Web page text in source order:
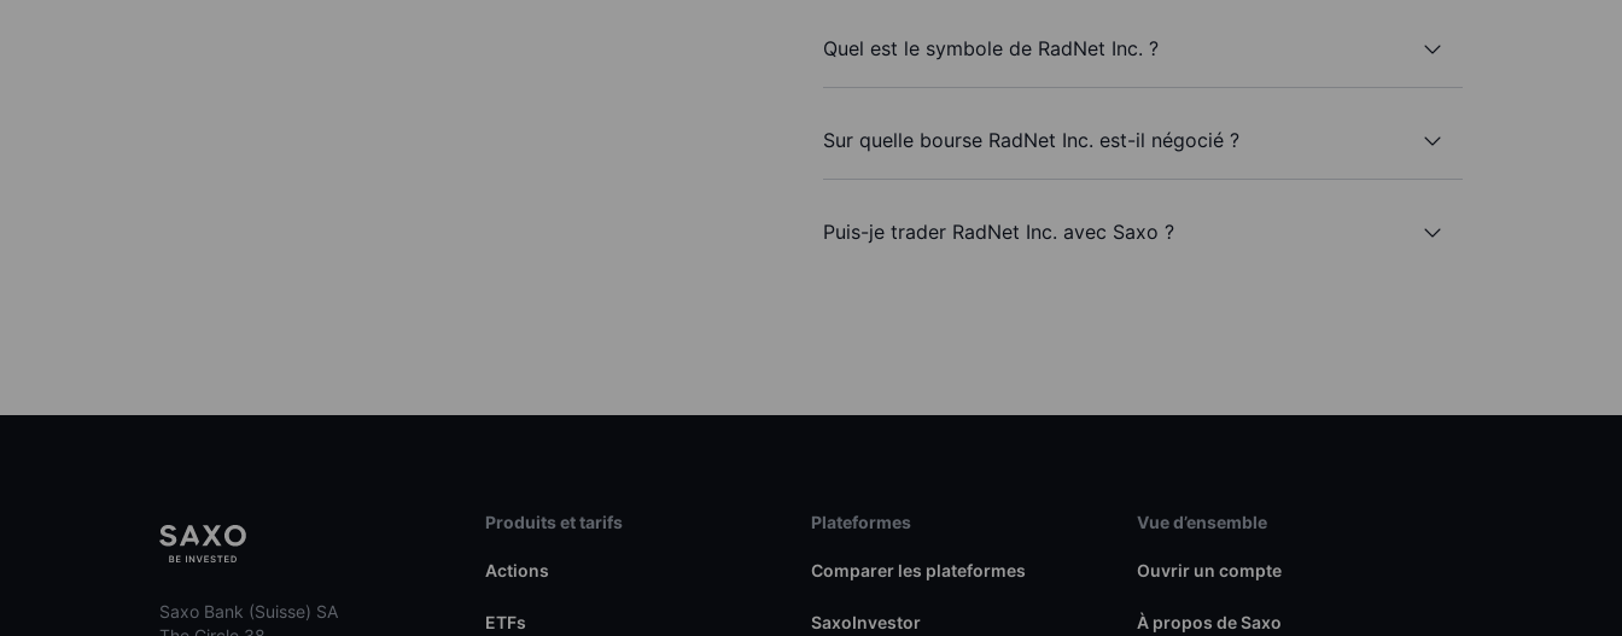
Quel est le symbole de RadNet Inc. ?
Sur quelle bourse RadNet Inc. est-il négocié ?
Puis-je trader RadNet Inc. avec Saxo ?
Saxo Bank (Suisse) SA
Produits et tarifs
Actions
ETFs
Plateformes
Comparer les plateformes
SaxoInvestor
Vue d’ensemble
Ouvrir un compte
À propos de Saxo